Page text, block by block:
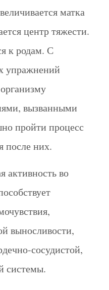
матка
центр тяжести.
к родам. С
упражнений
вызванными
пройти процесс
после них.
активность во
выносливости,
сосудистой,
системы.